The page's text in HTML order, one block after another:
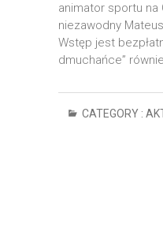
animator sportu na
niezawodny
Wstęp jest
dmuchańce”
CATEGORY :